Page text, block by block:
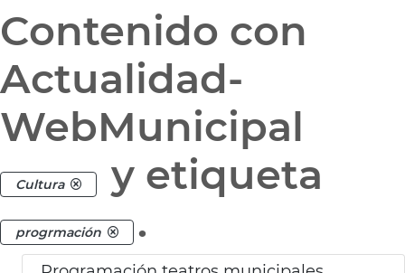
Contenido con
Actualidad-
WebMunicipal
Cultura y etiqueta
progrmación .